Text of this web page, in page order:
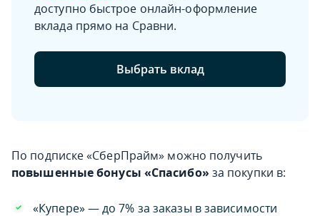
доступно быстрое онлайн-оформление
вклада прямо на Сравни.
Выбрать вклад
По подписке «СберПрайм» можно получить
повышенные бонусы «Спасибо» за покупки в:
«Купере» — до 7% за заказы в зависимости